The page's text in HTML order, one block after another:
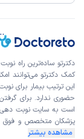
کاربر دکترتو
این پزشک را
زمان انتظار: 15-45 دقیقه
علت مراجعه :
دکترتو ساده‌ترین راه
کمک دکترتو می‌توانند
این ترتیب بیمار برای
حضوری ندارد. برای
است به سایت نوبت دهی
پزشکان متخصص و
مشاهده بیشتر